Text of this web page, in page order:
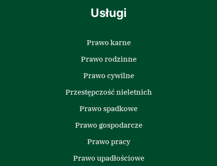
Usługi
Prawo karne
Prawo rodzinne
Prawo cywilne
Przestępczość nieletnich
Prawo spadkowe
Prawo gospodarcze
Prawo pracy
Prawo upadłościowe